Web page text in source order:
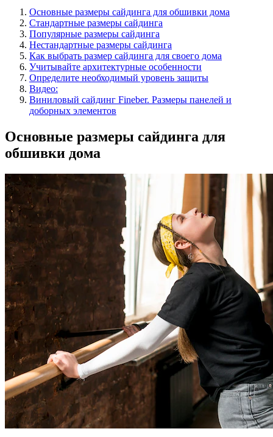
Основные размеры сайдинга для обшивки дома
Стандартные размеры сайдинга
Популярные размеры сайдинга
Нестандартные размеры сайдинга
Как выбрать размер сайдинга для своего дома
Учитывайте архитектурные особенности
Определите необходимый уровень защиты
Видео:
Виниловый сайдинг Fineber. Размеры панелей и
доборных элементов
Основные размеры сайдинга для
обшивки дома